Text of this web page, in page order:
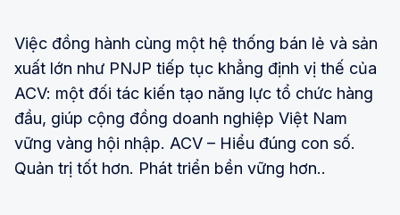
Việc đồng hành cùng một hệ thống bán lẻ và sản
xuất lớn như PNJP tiếp tục khẳng định vị thế của
ACV: một đối tác kiến tạo năng lực tổ chức hàng
đầu, giúp cộng đồng doanh nghiệp Việt Nam
vững vàng hội nhập. ACV – Hiểu đúng con số.
Quản trị tốt hơn. Phát triển bền vững hơn..